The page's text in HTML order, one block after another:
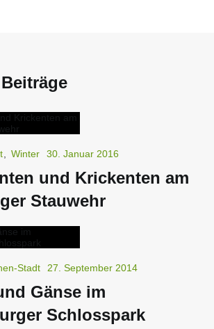
Winter 30. Januar 2016
und Krickenten am
Stauwehr
Stadt 27. September 2014
Gänse im
Schlosspark